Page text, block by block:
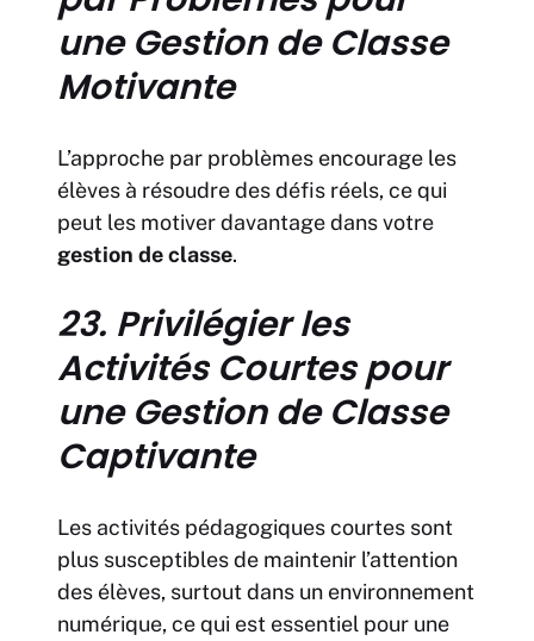
une Gestion de Classe
Motivante
L’approche par problèmes encourage les
élèves à résoudre des défis réels, ce qui
peut les motiver davantage dans votre
gestion de classe.
23. Privilégier les
Activités Courtes pour
une Gestion de Classe
Captivante
Les activités pédagogiques courtes sont
plus susceptibles de maintenir l’attention
des élèves, surtout dans un environnement
numérique, ce qui est essentiel pour une